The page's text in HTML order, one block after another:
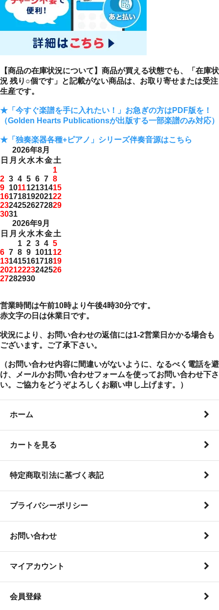
【商品の在庫状況について】商品が買える状態でも、「在庫状
況 残り○個です」と記載がない商品は、お取り寄せまたは受注
生産です。
★「今すぐ楽譜を手に入れたい！」お急ぎの方はPDF版を！
（Golden Hearts Publicationsが出版する一部楽譜のみ対応）
★「独奏楽器各種+ピアノ」シリーズ伴奏音源はこちら
2026年8月
日 月 火 水木金土
1
2 3 4 5 6 7 8
9 101112131415
16171819202122
23242526272829
3031
2026年9月
日 月 火 水木金土
1 2 3 4 5
6 7 8 9 101112
13141516171819
20212223242526
27282930
営業時間は午前10時より午後4時30分です。
赤文字の日は休業日です。
状況により、お問い合わせの返信には1-2営業日かかる場合も
ございます。ご了承下さい。
（お問い合わせ内容に間違いがないように、なるべく電話を避
け、メールかお問い合わせフォームを使ってお問い合わせ下さ
い。ご協力をどうぞよろしくお願い申し上げます。）
ホーム
カートを見る
特定商取引法に基づく表記
プライバシーポリシー
お問い合わせ
マイアカウント
会員登録